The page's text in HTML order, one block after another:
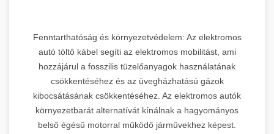
Fenntarthatóság és környezetvédelem: Az elektromos
autó töltő kábel segíti az elektromos mobilitást, ami
hozzájárul a fosszilis tüzelőanyagok használatának
csökkentéséhez és az üvegházhatású gázok
kibocsátásának csökkentéséhez. Az elektromos autók
környezetbarát alternatívát kínálnak a hagyományos
belső égésű motorral működő járművekhez képest.